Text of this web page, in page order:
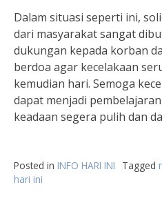
Dalam situasi seperti ini,
dari masyarakat sangat
dukungan kepada korban
berdoa agar kecelakaan
kemudian hari. Semoga
dapat menjadi
keadaan segera pulih dan
Posted in INFO HARI INI Tagged
hari ini